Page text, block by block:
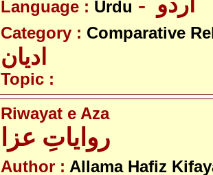
Language : Urdu
Category : Comparative
ادیان
Topic :
Riwayat e Aza
روایاتِ عزا
Author : Allama Hafiz